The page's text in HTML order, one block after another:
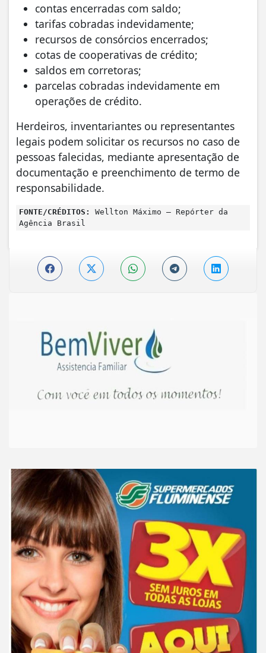
contas encerradas com saldo;
tarifas cobradas indevidamente;
recursos de consórcios encerrados;
cotas de cooperativas de crédito;
saldos em corretoras;
parcelas cobradas indevidamente em
operações de crédito.
Herdeiros, inventariantes ou representantes
legais podem solicitar os recursos no caso de
pessoas falecidas, mediante apresentação de
documentação e preenchimento de termo de
responsabilidade.
FONTE/CRÉDITOS:
Wellton Máximo – Repórter da
Agência Brasil